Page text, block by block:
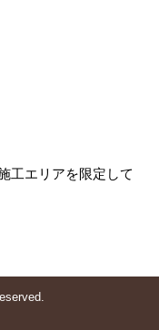
工エリアを限定して